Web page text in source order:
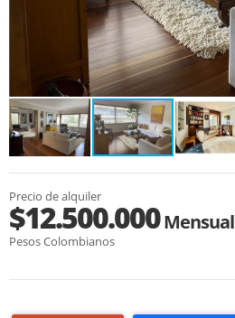
Precio de alquiler
$12.500.000Mensual
Pesos Colombianos